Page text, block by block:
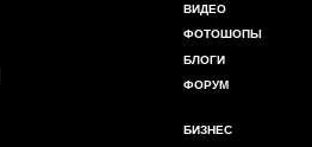
ВИДЕО
ФОТОШОПЫ
БЛОГИ
ФОРУМ
БИЗНЕС